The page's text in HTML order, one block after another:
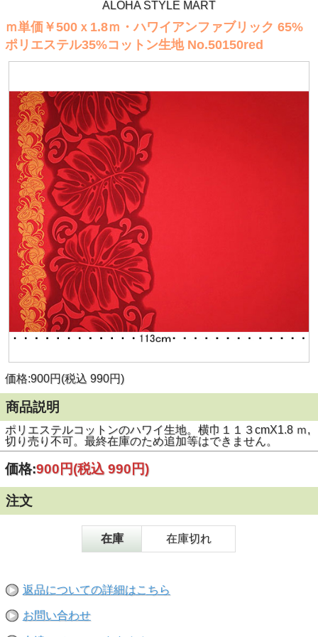
ALOHA STYLE MART
ｍ単価￥500ｘ1.8ｍ・ハワイアンファブリック 65%
ポリエステル35%コットン生地 No.50150red
価格:900円(税込 990円)
商品説明
ポリエステルコットンのハワイ生地。横巾１１３cmX1.8 ｍ,
切り売り不可。最終在庫のため追加等はできません。
価格:900円(税込 990円)
注文
在庫 在庫切れ
返品についての詳細はこちら
お問い合わせ